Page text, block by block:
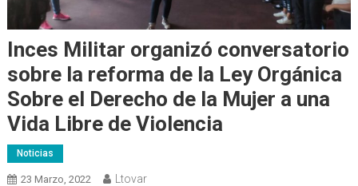
Inces Militar organizó conversatorio
sobre la reforma de la Ley Orgánica
Sobre el Derecho de la Mujer a una
Vida Libre de Violencia
Noticias
23 Marzo, 2022 Ltovar